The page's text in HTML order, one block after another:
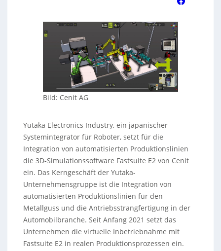
Bild: Cenit AG
Yutaka Electronics Industry, ein japanischer
Systemintegrator für Roboter, setzt für die
Integration von automatisierten Produktionslinien
die 3D-Simulationssoftware Fastsuite E2 von Cenit
ein. Das Kerngeschäft der Yutaka-
Unternehmensgruppe ist die Integration von
automatisierten Produktionslinien für den
Metallguss und die Antriebsstrangfertigung in der
Automobilbranche. Seit Anfang 2021 setzt das
Unternehmen die virtuelle Inbetriebnahme mit
Fastsuite E2 in realen Produktionsprozessen ein.